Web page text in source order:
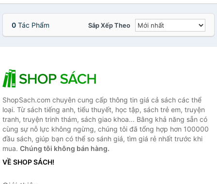
0 Tác Phẩm Sắp Xếp Theo
ShopSach.com chuyên cung cấp thông tin giá cả sách các thể
loại. Từ sách tiếng anh, tiểu thuyết, học tập, sách trẻ em, truyện
tranh, truyện trinh thám, sách giao khoa... Bằng khả năng sẵn có
cùng sự nỗ lực không ngừng, chúng tôi đã tổng hợp hơn 100000
đầu sách, giúp bạn có thể so sánh giá, tìm giá rẻ nhất trước khi
mua. Chúng tôi không bán hàng.
VỀ SHOP SÁCH!